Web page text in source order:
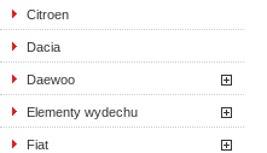
Citroen
Dacia
Daewoo
Elementy wydechu
Fiat